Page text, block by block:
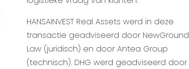
HANSAINVEST Real Assets werd in deze
transactie geadviseerd door NewGround
Law (juridisch) en door Antea Group
(technisch). DHG werd geadviseerd door